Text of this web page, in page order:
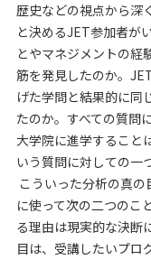
歴史などの視点から深
と決めるJET参加者が
とやマネジメントの経
筋を発見したのか。
げた学問と結果的に同
たのか。すべての質問
大学院に進学すること
いう質問に対しての一
こういった分析の真
に使って次の二つのこ
る理由は現実的な決断
目は、受講したいプロ